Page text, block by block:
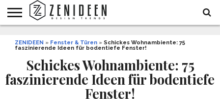
INNENDESIGN
ARCHITEKTUR
GARTEN
UND
LIFESTYLE
DEKO
&
DIY
STYLE
REZEPTE
GESUNDHEIT
WEIHNACHTEN
ZENIDEEN » Fenster & Türen » Schickes Wohnambiente: 75
faszinierende Ideen für bodentiefe Fenster!
Schickes Wohnambiente: 75
faszinierende Ideen für bodentiefe
Fenster!